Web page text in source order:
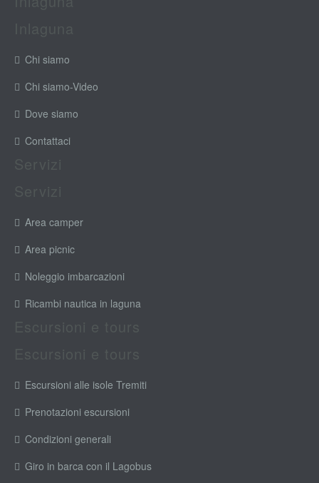
Chi siamo
Chi siamo-Video
Dove siamo
Contattaci
Area camper
Area picnic
Noleggio imbarcazioni
Ricambi nautica in laguna
Escursioni alle isole Tremiti
Prenotazioni escursioni
Condizioni generali
Giro in barca con il Lagobus